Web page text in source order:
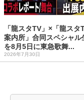
「龍スタTV」×「龍スタ
案内所」合同スペシャル
を8月5日に東急歌舞...
2026年7月30日